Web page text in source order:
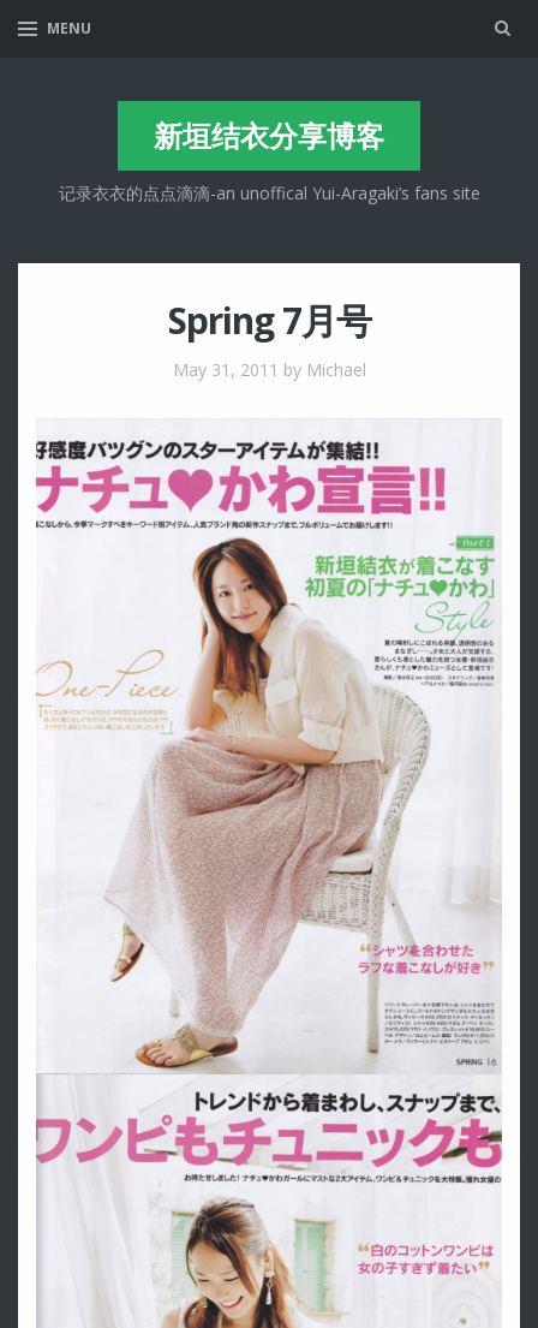
MENU
新垣结衣分享博客
记录衣衣的点点滴滴-an unoffical Yui-Aragaki’s fans site
Spring 7月号
May 31, 2011 by Michael